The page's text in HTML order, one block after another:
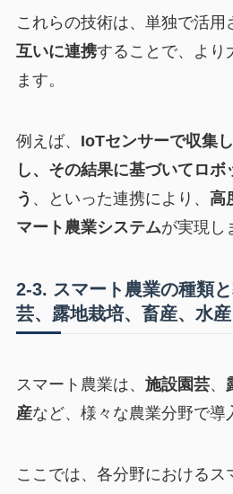
これらの技術は、単独で活用
互いに連携することで、より
ます。
例えば、 IoTセンサーで収集
し、その結果に基づいてロ
う 、といった連携により、 高
マート農業システムが実現し
2-3. スマート農業の種類
芸、露地栽培、畜産、水産
スマート農業は、 施設園芸、
産など、様々な農業分野で導
ここでは、各分野におけるス